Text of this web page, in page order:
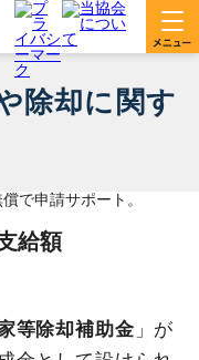
除却に関す
給額
等除却補助金 」が